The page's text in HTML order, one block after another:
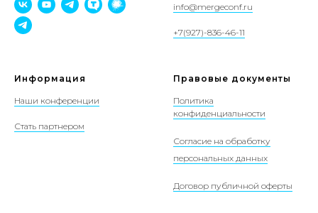
info@mergeconf.ru
+7(927)-836-46-11
Информация
Наши конференции
Стать партнером
Правовые документы
Политика
конфиденциальности
Согласие на обработку
персональных данных
Договор публичной оферты